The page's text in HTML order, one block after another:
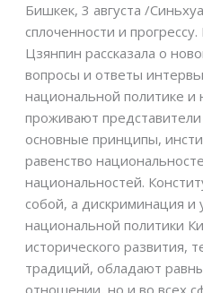
Бишкек, 3 августа /
сплоченности и
Цзянпин рассказала о
вопросы и ответы
национальной политике
проживают
основные принципы,
равенство
национальностей.
собой, а дискриминация и
национальной политики
исторического развития,
традиций, обладают
политике
Китая
и
его
Законе
о
содействии
национальной
сплоченности
и
прогрессу